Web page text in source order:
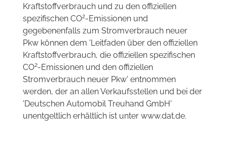
Kraftstoffverbrauch und zu den offiziellen
spezifischen CO2-Emissionen und
gegebenenfalls zum Stromverbrauch neuer
Pkw können dem 'Leitfaden über den offiziellen
Kraftstoffverbrauch, die offiziellen spezifischen
CO2-Emissionen und den offiziellen
Stromverbrauch neuer Pkw' entnommen
werden, der an allen Verkaufsstellen und bei der
'Deutschen Automobil Treuhand GmbH'
unentgeltlich erhältlich ist unter www.dat.de.